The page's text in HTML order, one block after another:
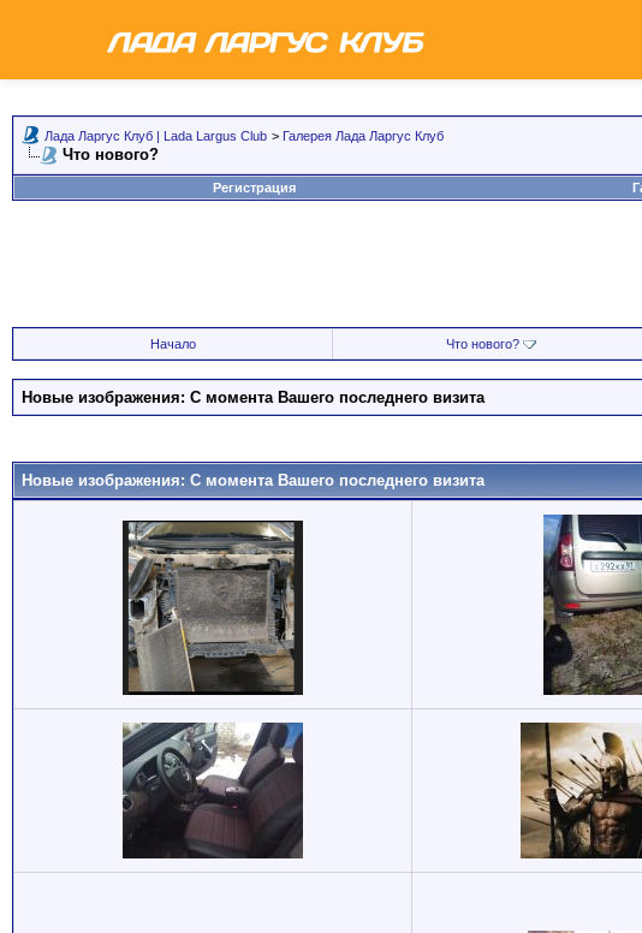
Лада Ларгус Клуб | Lada Largus Club > Галерея Лада Ларгус Клуб
Что нового?
Регистрация
Начало Что нового?
Новые изображения: С момента Вашего последнего визита
Новые изображения: С момента Вашего последнего визита